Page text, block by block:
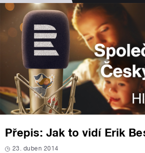
Přepis: Jak to vidí Erik
23. duben 2014